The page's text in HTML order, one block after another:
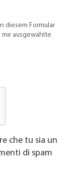
diesem Formular
mir ausgewählte
che tu sia un
spam